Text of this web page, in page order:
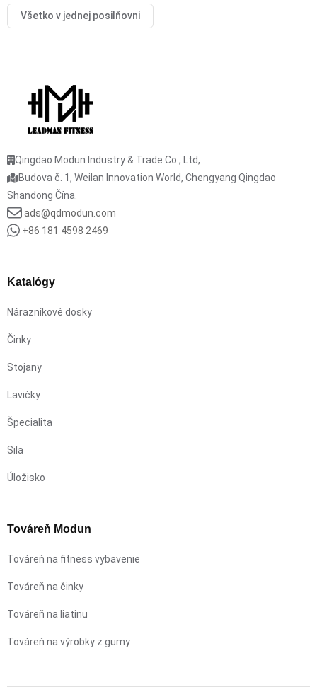
Všetko v jednej posilňovni
Qingdao Modun Industry & Trade Co., Ltd,
Budova č. 1, Weilan Innovation World, Chengyang Qingdao
Shandong Čína.
ads@qdmodun.com
+86 181 4598 2469
Katalógy
Nárazníkové dosky
Činky
Stojany
Lavičky
Špecialita
Sila
Úložisko
Továreň Modun
Továreň na fitness vybavenie
Továreň na činky
Továreň na liatinu
Továreň na výrobky z gumy